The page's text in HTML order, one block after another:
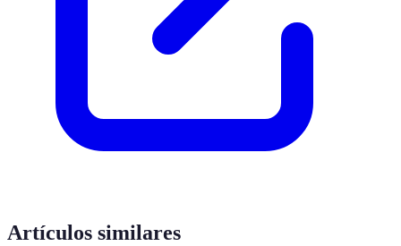
Artículos similares